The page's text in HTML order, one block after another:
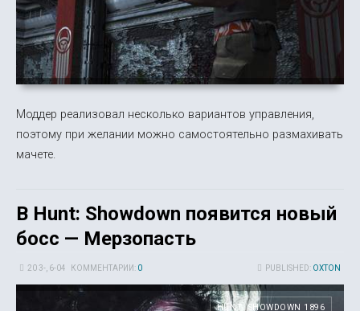
Моддер реализовал несколько вариантов управления,
поэтому при желании можно самостоятельно размахивать
мачете.
В Hunt: Showdown появится новый
босс — Мерзопасть
PUBLISHED: OXTON
20 3-, 6-04 КОММЕНТАРИИ: 0
HUNT: SHOWDOWN 1896